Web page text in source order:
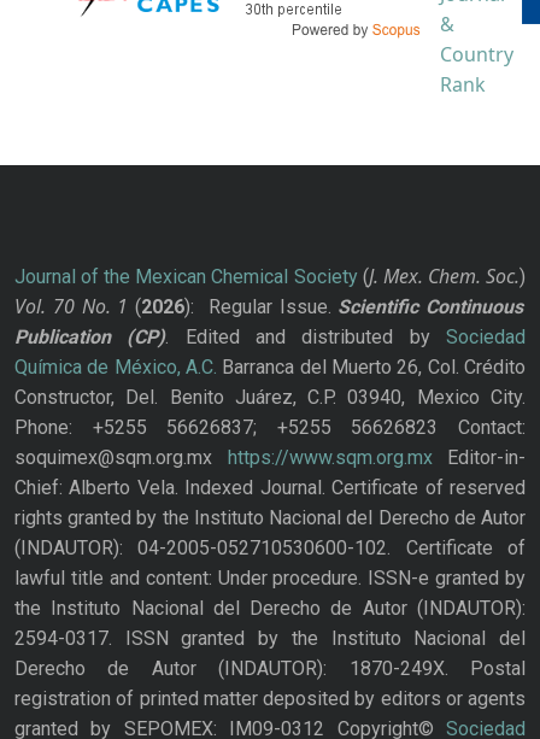
Journal of the Mexican Chemical Society(J. Mex. Chem. Soc.)
Vol. 70 No. 1 (2026): Regular Issue. Scientific Continuous
Publication
(CP). Edited and distributed bySociedad
Química de México, A.C. Barranca del Muerto 26, Col. Crédito
Constructor, Del. Benito Juárez, C.P. 03940, Mexico City.
Phone: +5255 56626837; +5255 56626823 Contact:
soquimex@sqm.org.mx https://www.sqm.org.mxEditor-in-
Chief: Alberto Vela. Indexed Journal. Certificate of reserved
rights granted by the Instituto Nacional del Derecho de Autor
(INDAUTOR): 04-2005-052710530600-102. Certificate of
lawful title and content: Under procedure. ISSN-e granted by
the Instituto Nacional del Derecho de Autor (INDAUTOR):
2594-0317. ISSN granted by the Instituto Nacional del
Derecho de Autor (INDAUTOR): 1870-249X. Postal
registration of printed matter deposited by editors or agents
granted by SEPOMEX: IM09-0312 Copyright© Sociedad